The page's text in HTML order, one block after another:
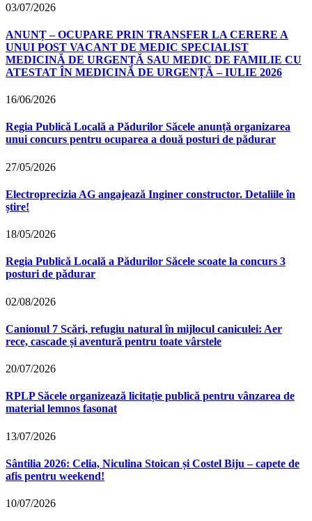
03/07/2026
ANUNȚ – OCUPARE PRIN TRANSFER LA CERERE A
UNUI POST VACANT DE MEDIC SPECIALIST
MEDICINĂ DE URGENȚĂ SAU MEDIC DE FAMILIE CU
ATESTAT ÎN MEDICINĂ DE URGENȚĂ – IULIE 2026
16/06/2026
Regia Publică Locală a Pădurilor Săcele anunță organizarea
unui concurs pentru ocuparea a două posturi de pădurar
27/05/2026
Electroprecizia AG angajează Inginer constructor. Detaliile în
știre!
18/05/2026
Regia Publică Locală a Pădurilor Săcele scoate la concurs 3
posturi de pădurar
02/08/2026
Canionul 7 Scări, refugiu natural în mijlocul caniculei: Aer
rece, cascade și aventură pentru toate vârstele
20/07/2026
RPLP Săcele organizează licitație publică pentru vânzarea de
material lemnos fasonat
13/07/2026
Sântilia 2026: Celia, Niculina Stoican și Costel Biju – capete de
afis pentru weekend!
10/07/2026